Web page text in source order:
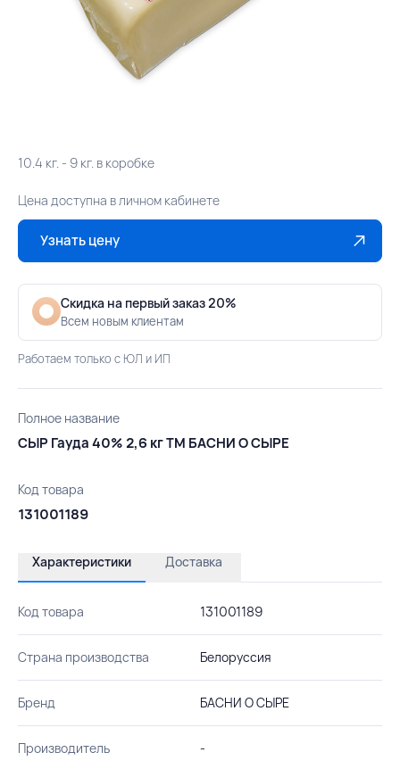
10.4 кг. - 9 кг. в коробке
Цена доступна в личном кабинете
Узнать цену
Скидка на первый заказ 20%
Всем новым клиентам
Работаем только с ЮЛ и ИП
Полное название
СЫР Гауда 40% 2,6 кг ТМ БАСНИ О СЫРЕ
Код товара
131001189
Характеристики Доставка
Код товара 131001189
Страна производства Белоруссия
Бренд БАСНИ О СЫРЕ
Производитель -